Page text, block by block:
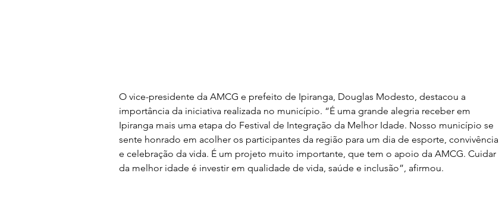
O vice-presidente da AMCG e prefeito de Ipiranga, Douglas Modesto, destacou a
importância da iniciativa realizada no município. “É uma grande alegria receber em
Ipiranga mais uma etapa do Festival de Integração da Melhor Idade. Nosso município se
sente honrado em acolher os participantes da região para um dia de esporte, convivência
e celebração da vida. É um projeto muito importante, que tem o apoio da AMCG. Cuidar
da melhor idade é investir em qualidade de vida, saúde e inclusão”, afirmou.